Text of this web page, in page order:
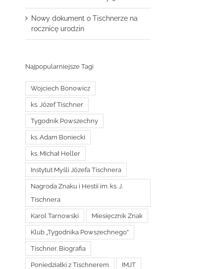
Nowy dokument o Tischnerze na
rocznicę urodzin
Najpopularniejsze Tagi
Wojciech Bonowicz
ks. Józef Tischner
Tygodnik Powszechny
ks. Adam Boniecki
ks. Michał Heller
Instytut Myśli Józefa Tischnera
Nagroda Znaku i Hestii im. ks. J.
Tischnera
Karol Tarnowski Miesięcznik Znak
Klub „Tygodnika Powszechnego”
Tischner. Biografia
Poniedziałki z Tischnerem IMJT